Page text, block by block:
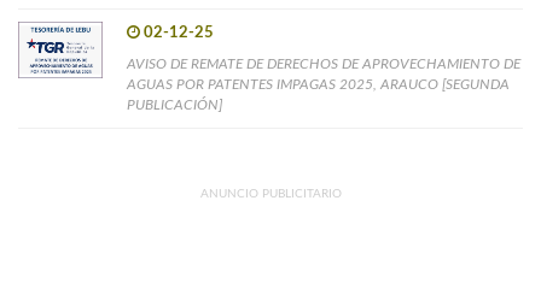
02-12-25
AVISO DE REMATE DE DERECHOS DE APROVECHAMIENTO DE
AGUAS POR PATENTES IMPAGAS 2025, ARAUCO [SEGUNDA
PUBLICACIÓN]
ANUNCIO PUBLICITARIO